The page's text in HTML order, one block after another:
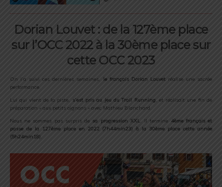
Dorian Louvet : de la 127ème place
sur l’OCC 2022 à la 30ème place sur
cette OCC 2023
On l’a suivi ces dernières semaines, le français Dorian Louvetréalise une sacrée
performance.
Lui qui vient de la piste, s’est pris au jeu du Trail Running, et réalisait une fin de
préparation « aux petits oignons » avec Mathieu Blanchard.
Nous ne sommes pas surpris de sa progression XXL. Il termine 4ème français et
passe de la 127ème place en 2022 (7h44min23) à la 30ème place cette année
(5h24min18).